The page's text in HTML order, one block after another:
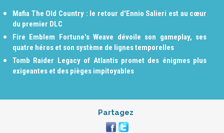
Mafia The Old Country : le retour d'Ennio Salieri est au cœur
du premier DLC
Fire Emblem Fortune's Weave dévoile son gameplay, ses
quatre héros et son système de lignes temporelles
Tomb Raider Legacy of Atlantis promet des énigmes plus
exigeantes et des pièges impitoyables
Partagez